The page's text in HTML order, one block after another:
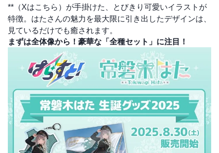
**（Xはこちら ）が手掛けた、とびきり可愛いイラストが
特徴。はたさんの魅力を最大限に引き出したデザインは、
見ているだけでも癒されます。
まずは全体像から！豪華な「全種セット」に注目！